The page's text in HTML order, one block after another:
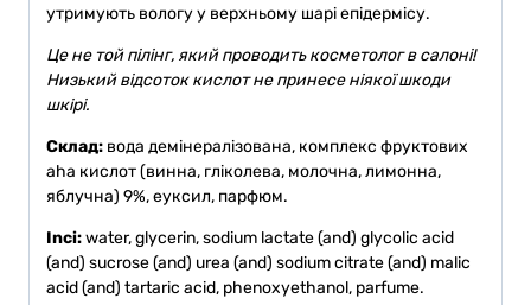
утримують вологу у верхньому шарі епідермісу.
Це не той пілінг, який проводить косметолог в салоні!
Низький відсоток кислот не принесе ніякої шкоди
шкірі.
Склад: вода демінералізована, комплекс фруктових
aha кислот (винна, гліколева, молочна, лимонна,
яблучна) 9%, еуксил, парфюм.
Inci:water, glycerin, sodium lactate (and) glycolic acid
(and) sucrose (and) urea (and) sodium citrate (and) malic
acid (and) tartaric acid, phenoxyethanol, parfume.